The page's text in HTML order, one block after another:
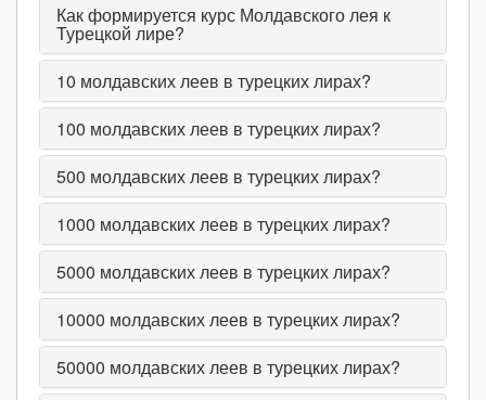
Как формируется курс Молдавского лея к
Турецкой лире?
10 молдавских леев в турецких лирах?
100 молдавских леев в турецких лирах?
500 молдавских леев в турецких лирах?
1000 молдавских леев в турецких лирах?
5000 молдавских леев в турецких лирах?
10000 молдавских леев в турецких лирах?
50000 молдавских леев в турецких лирах?